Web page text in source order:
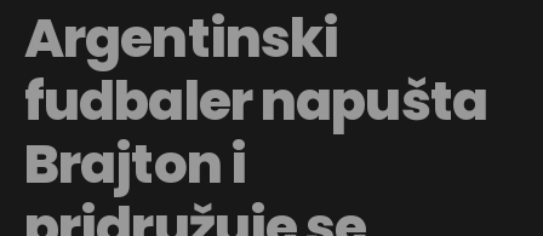
Argentinski
fudbaler napušta
Brajton i